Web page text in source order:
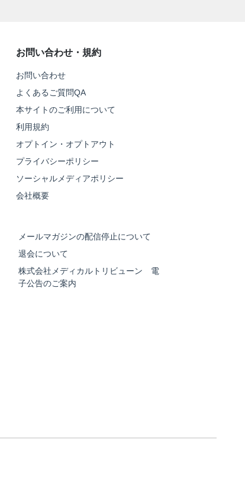
お問い合わせ・規約
お問い合わせ
よくあるご質問QA
本サイトのご利用について
利用規約
オプトイン・オプトアウト
プライバシーポリシー
ソーシャルメディアポリシー
会社概要
メールマガジンの配信停止について
退会について
株式会社メディカルトリビューン 電
子公告のご案内